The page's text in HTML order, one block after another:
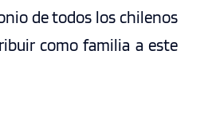
de todos los chilenos
como familia a este